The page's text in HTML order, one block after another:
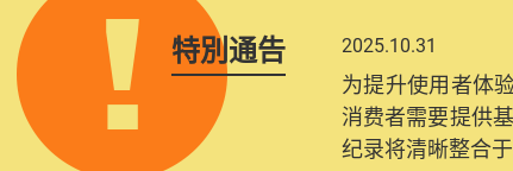
特別通告 2025.10.31
为提升使用者体
消费者需要提供
纪录将清晰整合